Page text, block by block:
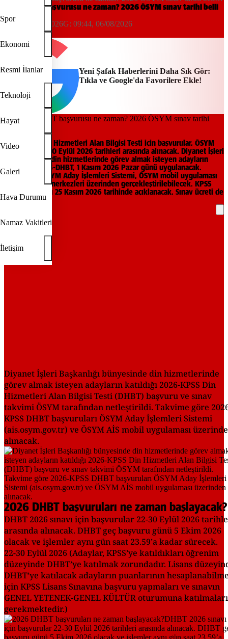
Spor
Ekonomi
Resmi İlanlar
Teknoloji
Hayat
Video
Galeri
Hava Durumu
Namaz Vakitleri
İletişim
KPSS DHBT başvurusu ne zaman? 2026 ÖSYM sınav tarihi belli
09:42, 06/08/2026G: 09:44, 06/08/2026
Yeni Şafak Haberlerini Daha Sık Gör:
Tıkla ve Google'da Favorilere Ekle!
2026 KPSS Din Hizmetleri Alan Bilgisi Testi için başvurular, ÖSYM
tarafından 22-30 Eylül 2026 tarihleri arasında alınacak. Diyanet İşleri
Başkanlığında din hizmetlerinde görev almak isteyen adayların
katılacağı 2026-DHBT, 1 Kasım 2026 Pazar günü uygulanacak.
Başvurular, ÖSYM Aday İşlemleri Sistemi, ÖSYM mobil uygulaması
veya başvuru merkezleri üzerinden gerçekleştirilebilecek. KPSS
DHBT sonuçları 25 Kasım 2026 tarihinde açıklanacak. Sınav ücreti de
açıklandı.
REKLAM
Diyanet İşleri Başkanlığı bünyesinde din hizmetlerinde
görev almak isteyen adayların katıldığı 2026-KPSS Din
Hizmetleri Alan Bilgisi Testi (DHBT) başvuru ve sınav
takvimi ÖSYM tarafından netleştirildi. Takvime göre
KPSS DHBT başvuruları ÖSYM Aday İşlemleri Sistemi
(ais.osym.gov.tr) ve ÖSYM AİS mobil uygulaması
alınacak.
2026 DHBT başvuruları ne zaman başlayacak?
DHBT 2026 sınavı için başvurular 22-30 Eylül 2026
arasında alınacak. DHBT geç başvuru günü 5 Ekim 2026
olacak ve işlemler aynı gün saat 23.59’a kadar sürecek.
22-30 Eylül 2026 (Adaylar, KPSS’ye katıldıkları öğrenim
düzeyinde DHBT’ye katılmak zorundadır. Lisans
DHBT’ye katılacak adayların puanlarının
için KPSS Lisans Sınavına başvuru yapmaları ve sınavın
GENEL YETENEK-GENEL KÜLTÜR oturumuna katılmaları
gerekmektedir.)